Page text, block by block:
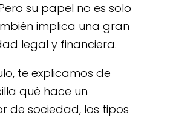
su papel no es solo
implica una gran
legal y financiera.
te explicamos de
qué hace un
de sociedad, los tipos